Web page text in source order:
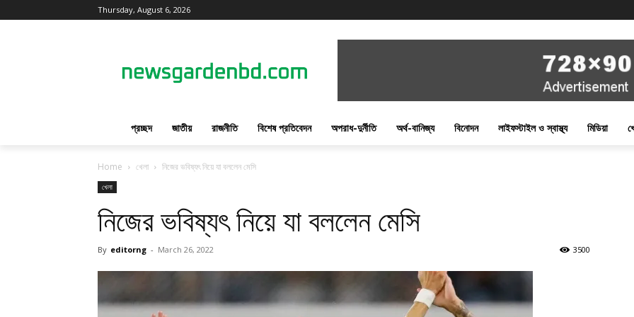
Thursday, August 6, 2026
প্রচ্ছদ জাতীয় রাজনীতি বিশেষ প্রতিবেদন অপরাধ-দুর্নীতি অর্থ-বানিজ্য বিনোদন লাইফস্টাইল ও স্বাস্থ্য মিডিয়া
Home খেলা নিজের ভবিষ্যৎ নিয়ে যা বললেন মেসি
খেলা
নিজের ভবিষ্যৎ নিয়ে যা বললেন মেসি
By editorng - March 26, 2022 3500